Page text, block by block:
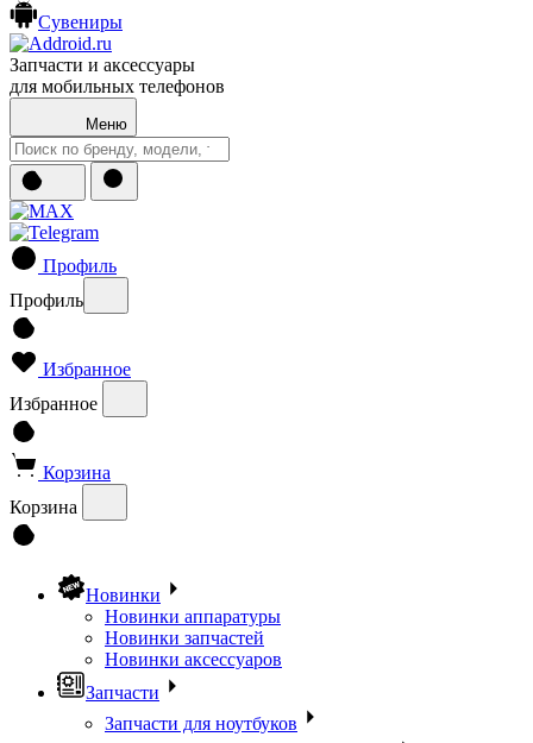
Сувениры
Запчасти и аксессуары
для мобильных телефонов
Меню
Профиль
Профиль
Избранное
Избранное
Корзина
Корзина
Новинки
Новинки аппаратуры
Новинки запчастей
Новинки аксессуаров
Запчасти
Запчасти для ноутбуков